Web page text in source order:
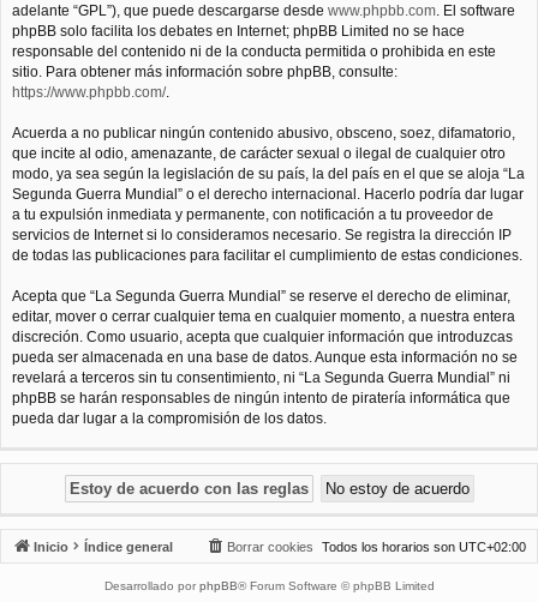
adelante “GPL”), que puede descargarse desde www.phpbb.com. El software
phpBB solo facilita los debates en Internet; phpBB Limited no se hace
responsable del contenido ni de la conducta permitida o prohibida en este
sitio. Para obtener más información sobre phpBB, consulte:
https://www.phpbb.com/.
Acuerda a no publicar ningún contenido abusivo, obsceno, soez, difamatorio,
que incite al odio, amenazante, de carácter sexual o ilegal de cualquier otro
modo, ya sea según la legislación de su país, la del país en el que se aloja “La
Segunda Guerra Mundial” o el derecho internacional. Hacerlo podría dar lugar
a tu expulsión inmediata y permanente, con notificación a tu proveedor de
servicios de Internet si lo consideramos necesario. Se registra la dirección IP
de todas las publicaciones para facilitar el cumplimiento de estas condiciones.
Acepta que “La Segunda Guerra Mundial” se reserve el derecho de eliminar,
editar, mover o cerrar cualquier tema en cualquier momento, a nuestra entera
discreción. Como usuario, acepta que cualquier información que introduzcas
pueda ser almacenada en una base de datos. Aunque esta información no se
revelará a terceros sin tu consentimiento, ni “La Segunda Guerra Mundial” ni
phpBB se harán responsables de ningún intento de piratería informática que
pueda dar lugar a la compromisión de los datos.
Inicio Índice general Todos los horarios son UTC+02:00
Borrar cookies
Desarrollado por phpBB® Forum Software © phpBB Limited